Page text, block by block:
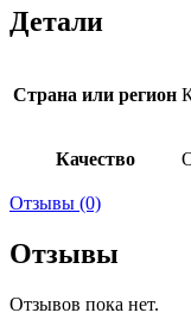
Детали
Страна или регион
Качество
Отзывы (0)
Отзывы
Отзывов пока нет.